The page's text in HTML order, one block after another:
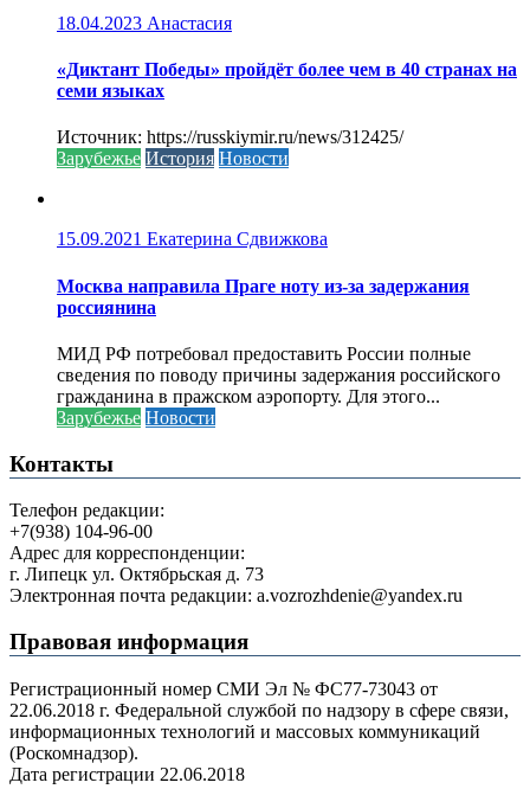
18.04.2023 Анастасия
«Диктант Победы» пройдёт более чем в 40 странах на
семи языках
Источник: https://russkiymir.ru/news/312425/
Зарубежье История Новости
15.09.2021 Екатерина Сдвижкова
Москва направила Праге ноту из-за задержания
россиянина
МИД РФ потребовал предоставить России полные
сведения по поводу причины задержания российского
гражданина в пражском аэропорту. Для этого...
Зарубежье Новости
Контакты
Телефон редакции:
+7(938) 104-96-00
Адрес для корреспонденции:
г. Липецк ул. Октябрьская д. 73
Электронная почта редакции: a.vozrozhdenie@yandex.ru
Правовая информация
Регистрационный номер СМИ Эл № ФС77-73043 от
22.06.2018 г. Федеральной службой по надзору в сфере связи,
информационных технологий и массовых коммуникаций
(Роскомнадзор).
Дата регистрации 22.06.2018